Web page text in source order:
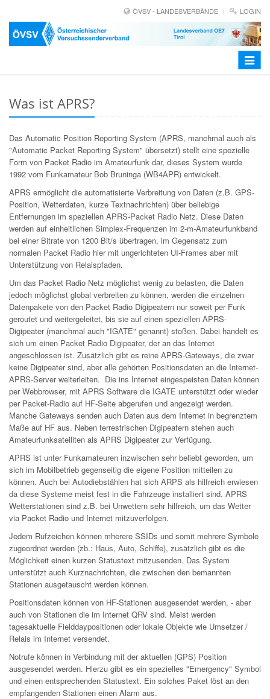
ÖVSV - LANDESVERBÄNDE LOGIN
Toggle
Was ist APRS?
Das Automatic Position Reporting System (APRS, manchmal auch als
"Automatic Packet Reporting System" übersetzt) stellt eine spezielle
Form von Packet Radio im Amateurfunk dar, dieses System wurde
1992 vom Funkamateur Bob Bruninga (WB4APR) entwickelt.
APRS ermöglicht die automatisierte Verbreitung von Daten (z.B. GPS-
Position, Wetterdaten, kurze Textnachrichten) über beliebige
Entfernungen im speziellen APRS-Packet Radio Netz. Diese Daten
werden auf einheitlichen Simplex-Frequenzen im 2-m-Amateurfunkband
bei einer Bitrate von 1200 Bit/s übertragen, im Gegensatz zum
normalen Packet Radio hier mit ungerichteten UI-Frames aber mit
Unterstützung von Relaispfaden.
Um das Packet Radio Netz möglichst wenig zu belasten, die Daten
jedoch möglichst global verbreiten zu können, werden die einzelnen
Datenpakete von den Packet Radio Digipeatern nur soweit per Funk
geroutet und weitergeleitet, bis sie auf einen speziellen APRS-
Digipeater (manchmal auch "IGATE" genannt) stoßen. Dabei handelt es
sich um einen Packet Radio Digipeater, der an das Internet
angeschlossen ist. Zusätzlich gibt es reine APRS-Gateways, die zwar
keine Digipeater sind, aber alle gehörten Positionsdaten an die Internet-
APRS-Server weiterleiten. Die ins Internet eingespeisten Daten können
per Webbrowser, mit APRS Software die IGATE unterstützt oder wieder
per Packet-Radio auf HF-Seite abgerufen und angezeigt werden.
Manche Gateways senden auch Daten aus dem Internet in begrenztem
Maße auf HF aus. Neben terrestrischen Digipeatern stehen auch
Amateurfunksatelliten als APRS Digipeater zur Verfügung.
APRS ist unter Funkamateuren inzwischen sehr beliebt geworden, um
sich im Mobilbetrieb gegenseitig die eigene Position mitteilen zu
können. Auch bei Autodiebstählen hat sich ARPS als hilfreich erwiesen
da diese Systeme meist fest in die Fahrzeuge installiert sind. APRS
Wetterstationen sind z.B. bei Unwettern sehr hilfreich, um das Wetter
via Packet Radio und Internet mitzuverfolgen.
Jedem Rufzeichen können mherere SSIDs und somit mehrere Symbole
zugeordnet werden (zb.: Haus, Auto, Schiffe), zusätzlich gibt es die
Möglichkeit einen kurzen Statustext mitzusenden. Das System
unterstützt auch Kurznachrichten, die zwischen den bemannten
Stationen ausgetauscht werden können.
Positionsdaten können von HF-Stationen ausgesendet werden, - aber
auch von Stationen die im Internet QRV sind. Meist werden
tagesaktuelle Fielddaypositionen oder lokale Objekte wie Umsetzer /
Relais im Internet versendet.
Notrufe können in Verbindung mit der aktuellen (GPS) Position
ausgesendet werden. Hierzu gibt es ein spezielles "Emergency" Symbol
und einen entsprechenden Statustext. Ein solches Paket löst an den
empfangenden Stationen einen Alarm aus.